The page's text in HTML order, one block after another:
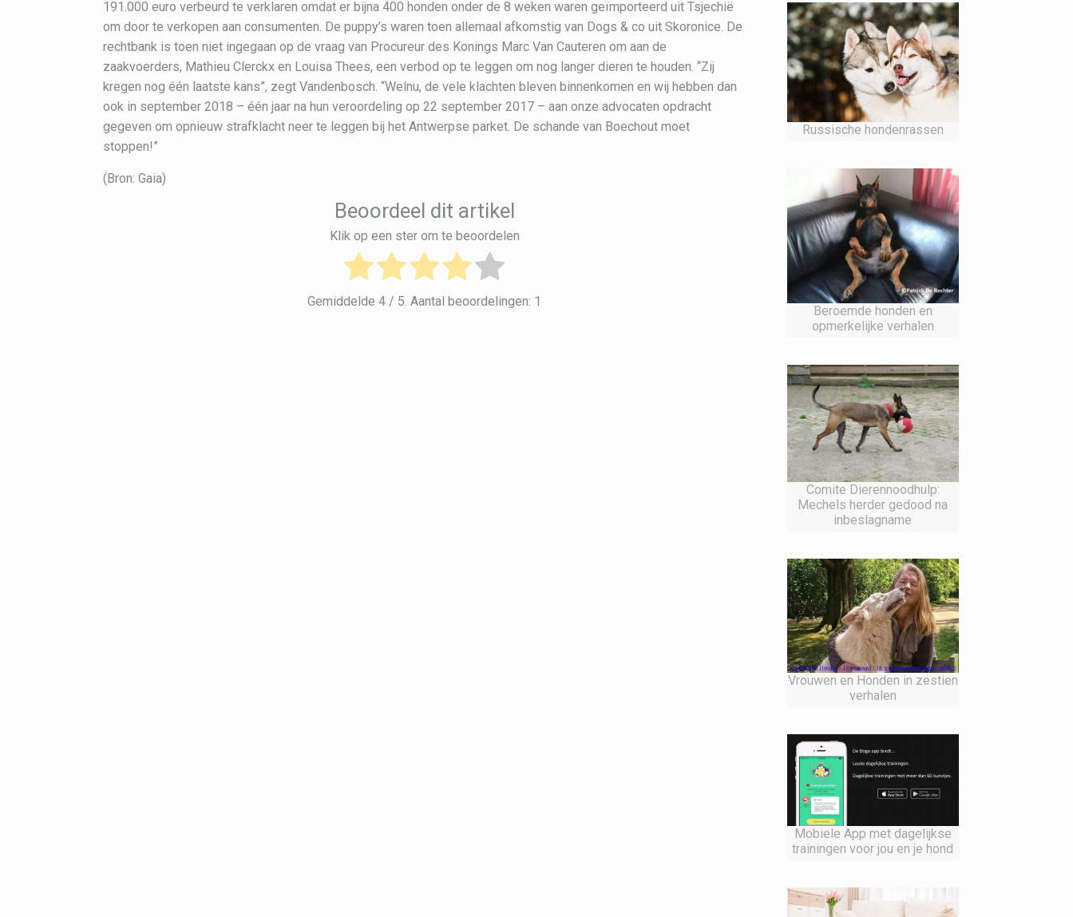
191.000 euro verbeurd te verklaren omdat er bijna 400 honden onder de 8 weken waren geïmporteerd uit Tsjechië
om door te verkopen aan consumenten. De puppy’s waren toen allemaal afkomstig van Dogs & co uit Skoronice. De
rechtbank is toen niet ingegaan op de vraag van Procureur des Konings Marc Van Cauteren om aan de
zaakvoerders, Mathieu Clerckx en Louisa Thees, een verbod op te leggen om nog langer dieren te houden. “Zij
kregen nog één laatste kans”, zegt Vandenbosch. “Welnu, de vele klachten bleven binnenkomen en wij hebben dan
ook in september 2018 – één jaar na hun veroordeling op 22 september 2017 – aan onze advocaten opdracht
gegeven om opnieuw strafklacht neer te leggen bij het Antwerpse parket. De schande van Boechout moet
stoppen!”
(Bron: Gaia)
Beoordeel dit artikel
Klik op een ster om te beoordelen
Gemiddelde4 / 5. Aantal beoordelingen: 1
Russische hondenrassen
Beroemde honden en
opmerkelijke verhalen
Comite Dierennoodhulp:
Mechels herder gedood na
inbeslagname
Vrouwen en Honden in zestien
verhalen
Mobiele App met dagelijkse
trainingen voor jou en je hond